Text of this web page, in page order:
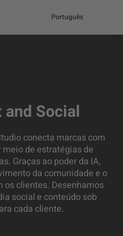
Português
and Social
conecta marcas com
meio de estratégias de
Graças ao poder da IA,
da comunidade e o
os clientes. Desenhamos
social e conteúdo sob
cada cliente.